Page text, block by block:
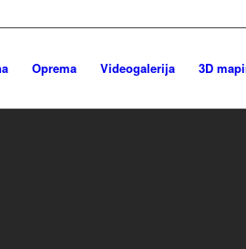
Oprema Videogalerija 3D